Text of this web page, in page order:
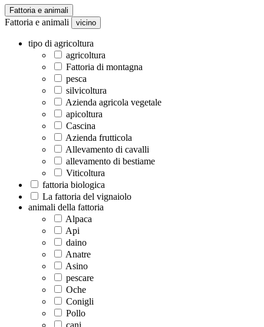
Fattoria e animali
Fattoria e animali vicino
tipo di agricoltura
agricoltura
Fattoria di montagna
pesca
silvicoltura
Azienda agricola vegetale
apicoltura
Cascina
Azienda frutticola
Allevamento di cavalli
allevamento di bestiame
Viticoltura
fattoria biologica
La fattoria del vignaiolo
animali della fattoria
Alpaca
Api
daino
Anatre
Asino
pescare
Oche
Conigli
Pollo